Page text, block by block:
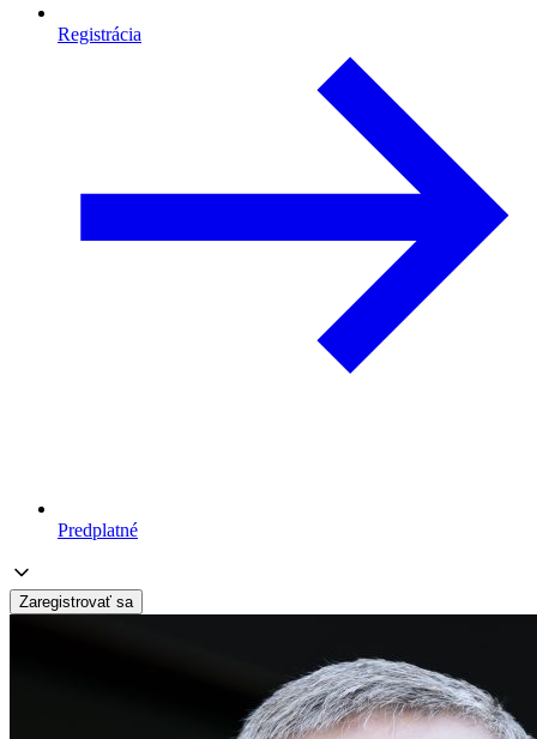
Registrácia
Predplatné
Zaregistrovať sa